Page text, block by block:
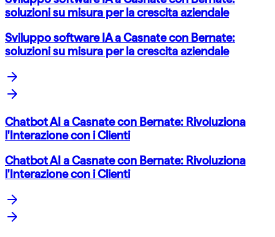
soluzioni su misura per la crescita aziendale
Sviluppo software IA a Casnate con Bernate:
soluzioni su misura per la crescita aziendale
Chatbot AI a Casnate con Bernate: Rivoluziona
l'Interazione con i Clienti
Chatbot AI a Casnate con Bernate: Rivoluziona
l'Interazione con i Clienti